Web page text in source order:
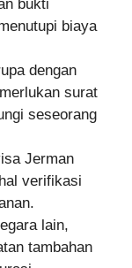
bukti
biaya
dengan
surat
seseorang
Jerman
verifikasi
lain,
tambahan